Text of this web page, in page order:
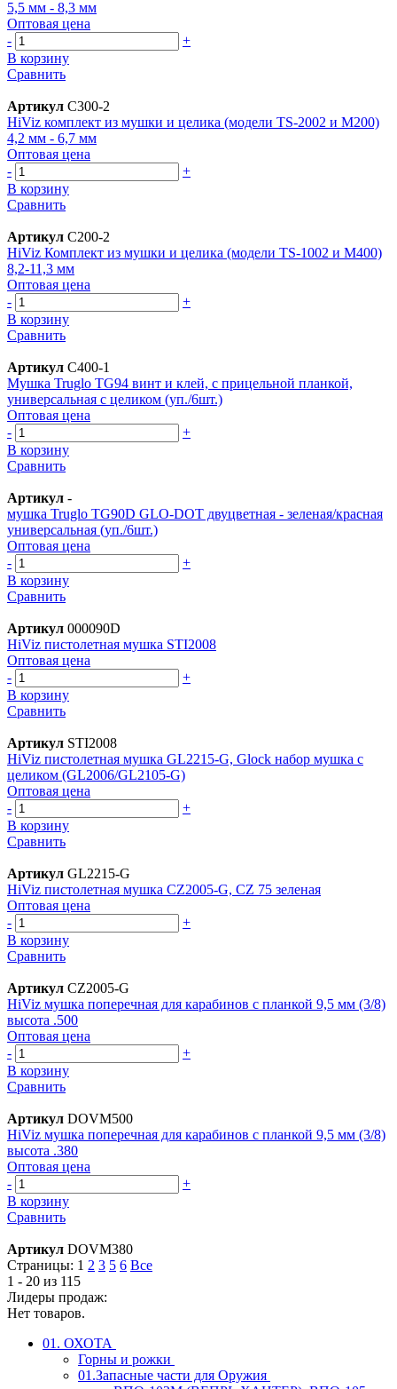
5,5 мм - 8,3 мм
Оптовая цена
-
+
В корзину
Сравнить
Артикул C300-2
HiViz комплект из мушки и целика (модели TS-2002 и M200)
4,2 мм - 6,7 мм
Оптовая цена
-
+
В корзину
Сравнить
Артикул C200-2
HiViz Комплект из мушки и целика (модели TS-1002 и M400)
8,2-11,3 мм
Оптовая цена
-
+
В корзину
Сравнить
Артикул C400-1
Мушка Truglo TG94 винт и клей, c прицельной планкой,
универсальная с целиком (уп./6шт.)
Оптовая цена
-
+
В корзину
Сравнить
Артикул -
мушка Truglo TG90D GLO-DOT двуцветная - зеленая/красная
универсальная (уп./6шт.)
Оптовая цена
-
+
В корзину
Сравнить
Артикул 000090D
HiViz пистолетная мушка STI2008
Оптовая цена
-
+
В корзину
Сравнить
Артикул STI2008
HiViz пистолетная мушка GL2215-G, Glock набор мушка с
целиком (GL2006/GL2105-G)
Оптовая цена
-
+
В корзину
Сравнить
Артикул GL2215-G
HiViz пистолетная мушка CZ2005-G, CZ 75 зеленая
Оптовая цена
-
+
В корзину
Сравнить
Артикул CZ2005-G
HiViz мушка поперечная для карабинов с планкой 9,5 мм (3/8)
высота .500
Оптовая цена
-
+
В корзину
Сравнить
Артикул DOVM500
HiViz мушка поперечная для карабинов с планкой 9,5 мм (3/8)
высота .380
Оптовая цена
-
+
В корзину
Сравнить
Артикул DOVM380
Страницы: 1 2 3 5 6 Все
1 - 20 из 115
Лидеры продаж:
Нет товаров.
01. ОХОТА
Горны и рожки
01.Запасные части для Оружия